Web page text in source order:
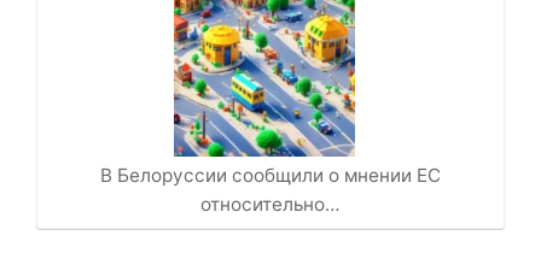
В Белоруссии сообщили о мнении ЕС
относительно…